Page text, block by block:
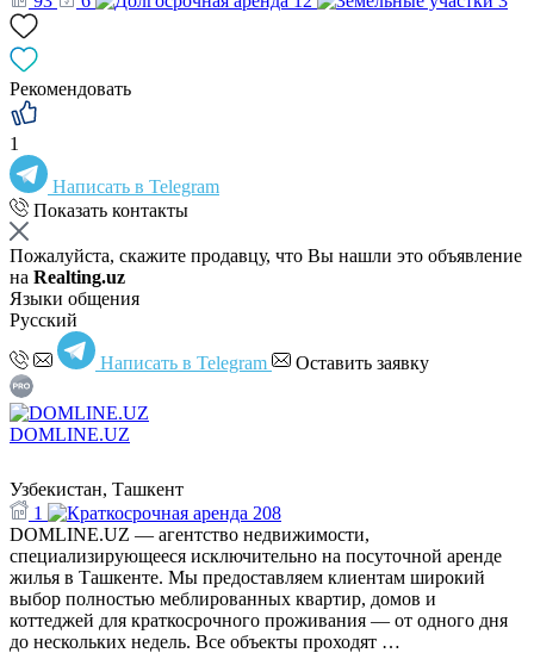
Рекомендовать
1
Написать в Telegram
Показать контакты
Пожалуйста, скажите продавцу, что Вы нашли это объявление
на Realting.uz
Языки общения
Русский
Написать в Telegram Оставить заявку
DOMLINE.UZ
Узбекистан, Ташкент
1
208
DOMLINE.UZ — агентство недвижимости,
специализирующееся исключительно на посуточной аренде
жилья в Ташкенте. Мы предоставляем клиентам широкий
выбор полностью меблированных квартир, домов и
коттеджей для краткосрочного проживания — от одного дня
до нескольких недель. Все объекты проходят …